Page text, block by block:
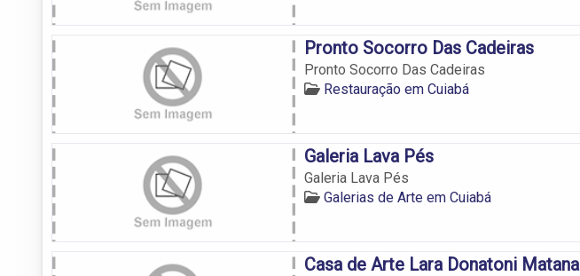
Pronto Socorro Das Cadeiras
Pronto Socorro Das Cadeiras
Restauração em Cuiabá
Galeria Lava Pés
Galeria Lava Pés
Galerias de Arte em Cuiabá
Casa de Arte Lara Donatoni Matana